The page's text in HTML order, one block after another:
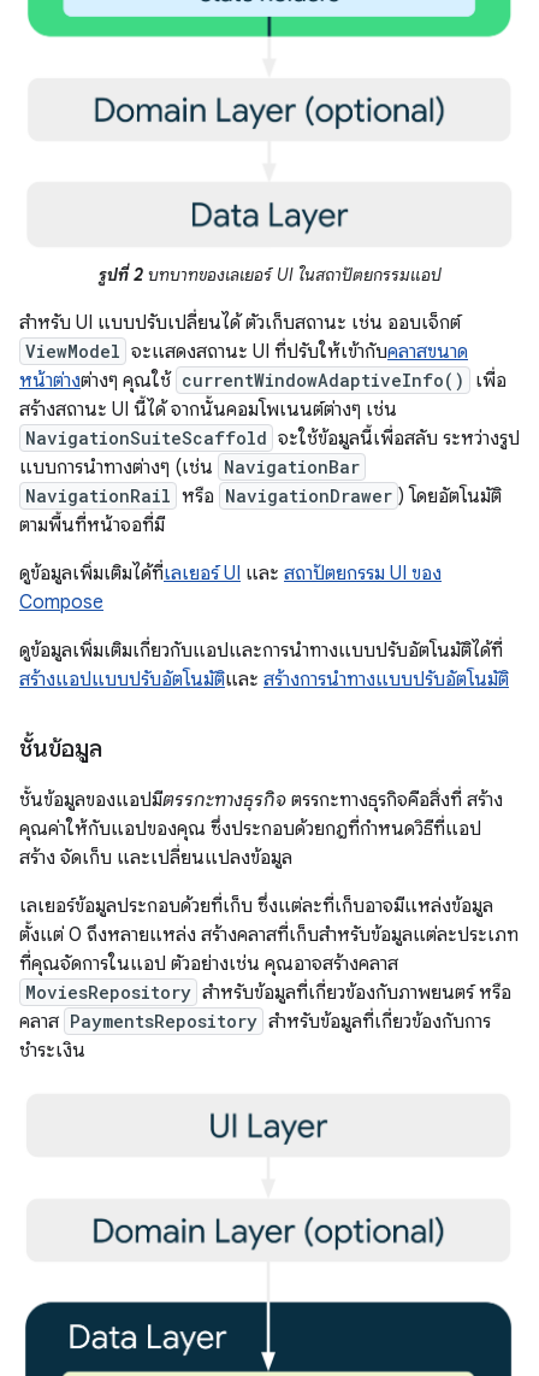
รูปที่ 2บทบาทของเลเยอร์ UI ในสถาปัตยกรรมแอป
สำหรับ UI แบบปรับเปลี่ยนได้ ตัวเก็บสถานะ เช่น ออบเจ็กต์
ViewModel จะแสดงสถานะ UI ที่ปรับให้เข้ากับคลาสขนาด
หน้าต่างต่างๆ คุณใช้ currentWindowAdaptiveInfo()
เพื่อ
สร้างสถานะ UI นี้ได้ จากนั้นคอมโพเนนต์ต่างๆ เช่น
NavigationSuiteScaffold จะใช้ข้อมูลนี้เพื่อสลับ ระหว่างรูป
แบบการนำทางต่างๆ (เช่น NavigationBar
NavigationRail หรือ NavigationDrawer ) โดยอัตโนมัติ
ตามพื้นที่หน้าจอที่มี
ดูข้อมูลเพิ่มเติมได้ที่เลเยอร์ UI และ สถาปัตยกรรม UI ของ
Compose
ดูข้อมูลเพิ่มเติมเกี่ยวกับแอปและการนำทางแบบปรับอัตโนมัติได้ที่
สร้างแอปแบบปรับอัตโนมัติและ สร้างการนำทางแบบปรับอัตโนมัติ
ชั้นข้อมูล
ชั้นข้อมูลของแอปมีตรรกะทางธุรกิจ ตรรกะทางธุรกิจคือสิ่งที่ สร้าง
คุณค่าให้กับแอปของคุณ ซึ่งประกอบด้วยกฎที่กำหนดวิธีที่แอป
สร้าง จัดเก็บ และเปลี่ยนแปลงข้อมูล
เลเยอร์ข้อมูลประกอบด้วยที่เก็บ ซึ่งแต่ละที่เก็บอาจมีแหล่งข้อมูล
ตั้งแต่ 0 ถึงหลายแหล่ง สร้างคลาสที่เก็บสำหรับข้อมูลแต่ละประเภท
ที่คุณจัดการในแอป ตัวอย่างเช่น คุณอาจสร้างคลาส
MoviesRepository สำหรับข้อมูลที่เกี่ยวข้องกับภาพยนตร์ หรือ
คลาส PaymentsRepository สำหรับข้อมูลที่เกี่ยวข้องกับการ
ชำระเงิน